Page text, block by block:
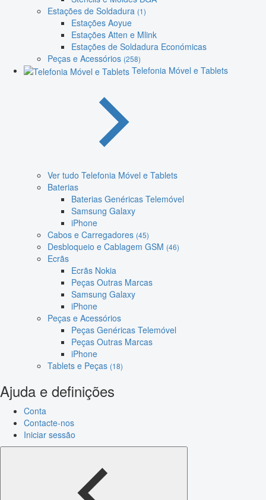
Estações de Soldadura (1)
Estações Aoyue
Estações Atten e Mlink
Estações de Soldadura Económicas
Peças e Acessórios (258)
Telefonia Móvel e Tablets
Ver tudo Telefonia Móvel e Tablets
Baterias
Baterias Genéricas Telemóvel
Samsung Galaxy
iPhone
Cabos e Carregadores (45)
Desbloqueio e Cablagem GSM (46)
Ecrãs
Ecrãs Nokia
Peças Outras Marcas
Samsung Galaxy
iPhone
Peças e Acessórios
Peças Genéricas Telemóvel
Peças Outras Marcas
iPhone
Tablets e Peças (18)
Ajuda e definições
Conta
Contacte-nos
Iniciar sessão